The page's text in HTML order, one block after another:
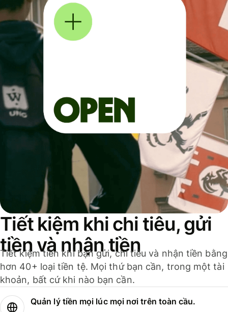
Tiết kiệm khi chi tiêu, gửi
tiền và nhận tiền
Tiết kiệm tiền khi bạn gửi, chi tiêu và nhận tiền bằng
hơn 40+ loại tiền tệ. Mọi thứ bạn cần, trong một tài
khoản, bất cứ khi nào bạn cần.
Quản lý tiền mọi lúc mọi nơi trên toàn cầu.